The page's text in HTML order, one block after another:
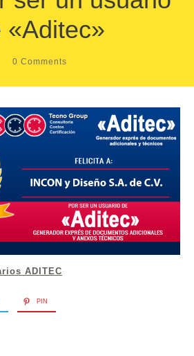
«Aditec»
0 Comments
ADITEC
PIN